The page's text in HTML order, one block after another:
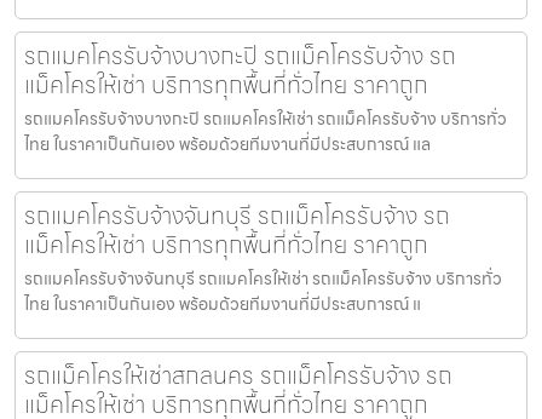
รถแมคโครรับจ้างบางกะปิ รถแม็คโครรับจ้าง รถ
แม็คโครให้เช่า บริการทุกพื้นที่ทั่วไทย ราคาถูก
รถแมคโครรับจ้างบางกะปิ รถแมคโครให้เช่า รถแม็คโครรับจ้าง บริการทั่ว
ไทย ในราคาเป็นกันเอง พร้อมด้วยทีมงานที่มีประสบการณ์ แล
รถแมคโครรับจ้างจันทบุรี รถแม็คโครรับจ้าง รถ
แม็คโครให้เช่า บริการทุกพื้นที่ทั่วไทย ราคาถูก
รถแมคโครรับจ้างจันทบุรี รถแมคโครให้เช่า รถแม็คโครรับจ้าง บริการทั่ว
ไทย ในราคาเป็นกันเอง พร้อมด้วยทีมงานที่มีประสบการณ์ แ
รถแม็คโครให้เช่าสกลนคร รถแม็คโครรับจ้าง รถ
แม็คโครให้เช่า บริการทุกพื้นที่ทั่วไทย ราคาถูก